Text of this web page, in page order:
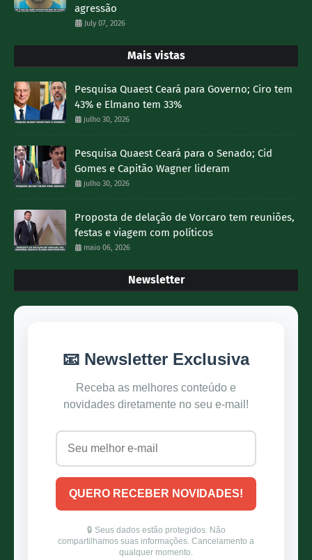
agressão
July 07, 2026
Mais vistas
Pesquisa Quaest Ceará para Governo; Ciro tem
43% e Elmano tem 33%
julho 30, 2026
Pesquisa Quaest Ceará para o Senado; Cid
Gomes e Capitão Wagner lideram
julho 30, 2026
Proposta de delação de Vorcaro tem reuniões,
festas e viagem com políticos
maio 06, 2026
Newsletter